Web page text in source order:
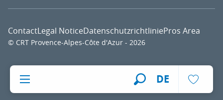
Suche
DE
© CRT Provence-Alpes-Côte d'Azur - 2026
ContactLegal NoticeDatenschutzrichtliniePros Area